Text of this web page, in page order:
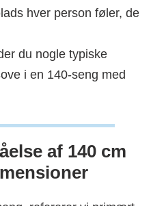
hver person føler, de
du nogle typiske
i en 140-seng med
af 140 cm